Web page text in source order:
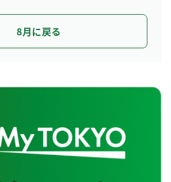
8月に戻る